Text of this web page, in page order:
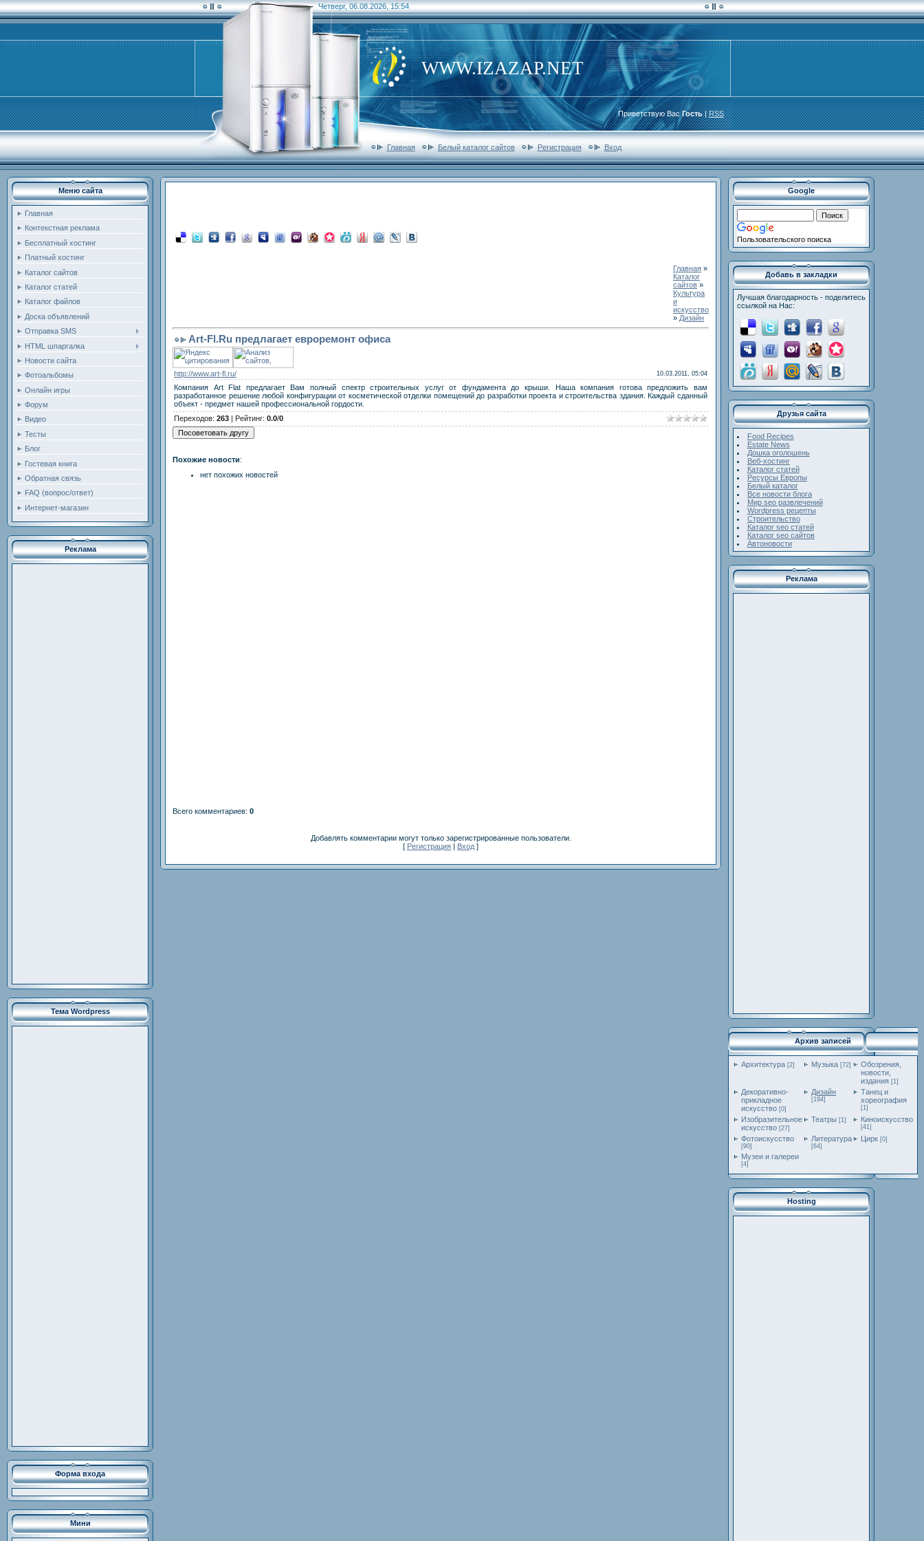
Четверг, 06.08.2026, 15:54
WWW.IZAZAP.NET
Приветствую Вас Гость|RSS
Главная Белый каталог сайтов Регистрация Вход
Меню сайта
Главная
Контекстная реклама
Бесплатный хостинг
Платный хостинг
Каталог сайтов
Каталог статей
Каталог файлов
Доска объявлений
Отправка SMS
HTML шпаргалка
Новости сайта
Фотоальбомы
Онлайн игры
Форум
Видео
Тесты
Блог
Гостевая книга
Обратная связь
FAQ (вопрос/ответ)
Интернет-магазин
Реклама
Тема Wordpress
Форма входа
Мини
Главная »
Каталог
сайтов »
Культура
и
искусство
» Дизайн
Art-Fl.Ru предлагает евроремонт офиса
http://www.art-fl.ru/ 10.03.2011, 05:04
Компания Art Flat предлагает Вам полный спектр строительных услуг от фундамента до крыши. Наша компания готова предложить вам
разработанное решение любой конфигурации от косметической отделки помещений до разработки проекта и строительства здания. Каждый сданный
объект - предмет нашей профессиональной гордости.
Переходов: 263 | Рейтинг: 0.0/0
Похожие новости:
нет похожих новостей
Всего комментариев: 0
Добавлять комментарии могут только зарегистрированные пользователи.
[ Регистрация | Вход ]
Google
Пользовательского поиска
Добавь в закладки
Лучшая благодарность - поделитесь
ссылкой на Нас:
Друзья сайта
Food Recipes
Estate News
Дошка оголошень
Веб-хостинг
Каталог статей
Ресурсы Европы
Белый каталог
Все новости блога
Мир seo развлечений
Wordpress рецепты
Строительство
Каталог seo статей
Каталог seo сайтов
Автоновости
Реклама
Архив записей
Архитектура [2] Музыка [72]
Обозрения,
новости,
издания [1]
Декоративно-
прикладное
искусство [0]
Дизайн
[194]
Танец и
хореография
[1]
Изобразительное
искусство [27]
Театры [1] Киноискусство
[41]
Фотоискусство
[90]
Литература
[64]
Цирк [0]
Музеи и галереи
[4]
Hosting